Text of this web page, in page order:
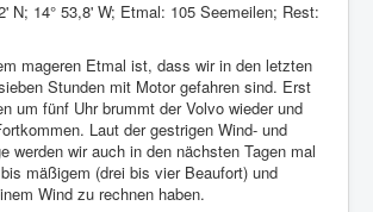
N; 14° 53,8' W; Etmal: 105 Seemeilen; Rest:
mageren Etmal ist, dass wir in den letzten
Stunden mit Motor gefahren sind. Erst
um fünf Uhr brummt der Volvo wieder und
Laut der gestrigen Wind- und
werden wir auch in den nächsten Tagen mal
mäßigem (drei bis vier Beaufort) und
Wind zu rechnen haben.